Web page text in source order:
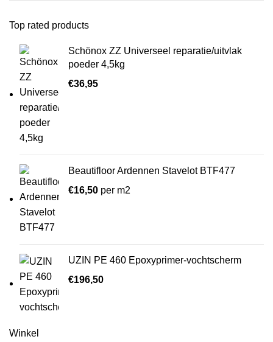
Top rated products
Schönox ZZ Universeel reparatie/uitvlak
poeder 4,5kg
€36,95
Beautifloor Ardennen Stavelot BTF477
€16,50 per m2
UZIN PE 460 Epoxyprimer-vochtscherm
€196,50
Winkel